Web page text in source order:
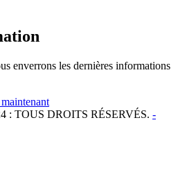
enverrons les dernières informations
: TOUS DROITS RÉSERVÉS. -